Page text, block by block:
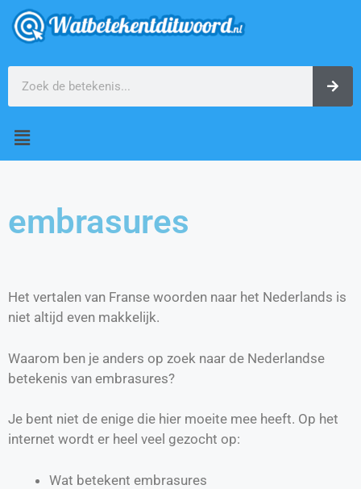
embrasures
Het vertalen van Franse woorden naar het Nederlands is
niet altijd even makkelijk.
Waarom ben je anders op zoek naar de Nederlandse
betekenis van embrasures?
Je bent niet de enige die hier moeite mee heeft. Op het
internet wordt er heel veel gezocht op:
Wat betekent embrasures